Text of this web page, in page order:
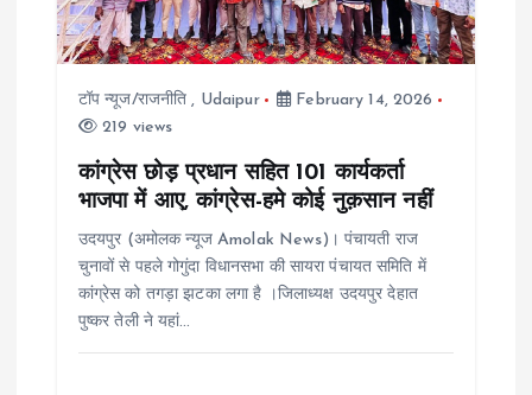
टॉप न्यूज/राजनीति , Udaipur
February 14, 2026
219 views
कांग्रेस छोड़ प्रधान सहित 101 कार्यकर्ता
भाजपा में आए, कांग्रेस-हमे कोई नुक़सान नहीं
उदयपुर (अमोलक न्यूज Amolak News)। पंचायती राज
चुनावों से पहले गोगुंदा विधानसभा की सायरा पंचायत समिति में
कांग्रेस को तगड़ा झटका लगा है ।जिलाध्यक्ष उदयपुर देहात
पुष्कर तेली ने यहां…